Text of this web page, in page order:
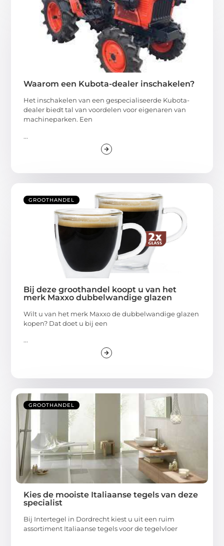
Waarom een Kubota-dealer inschakelen?
Het inschakelen van een gespecialiseerde Kubota-
dealer biedt tal van voordelen voor eigenaren van
machineparken. Een
...
GROOTHANDEL
Bij deze groothandel koopt u van het
merk Maxxo dubbelwandige glazen
Wilt u van het merk Maxxo de dubbelwandige glazen
kopen? Dat doet u bij een
...
GROOTHANDEL
Kies de mooiste Italiaanse tegels van deze
specialist
Bij Intertegel in Dordrecht kiest u uit een ruim
assortiment Italiaanse tegels voor de tegelvloer